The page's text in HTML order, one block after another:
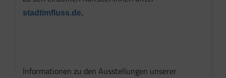
stadtimfluss.de.
Informationen zu den Ausstellungen unserer